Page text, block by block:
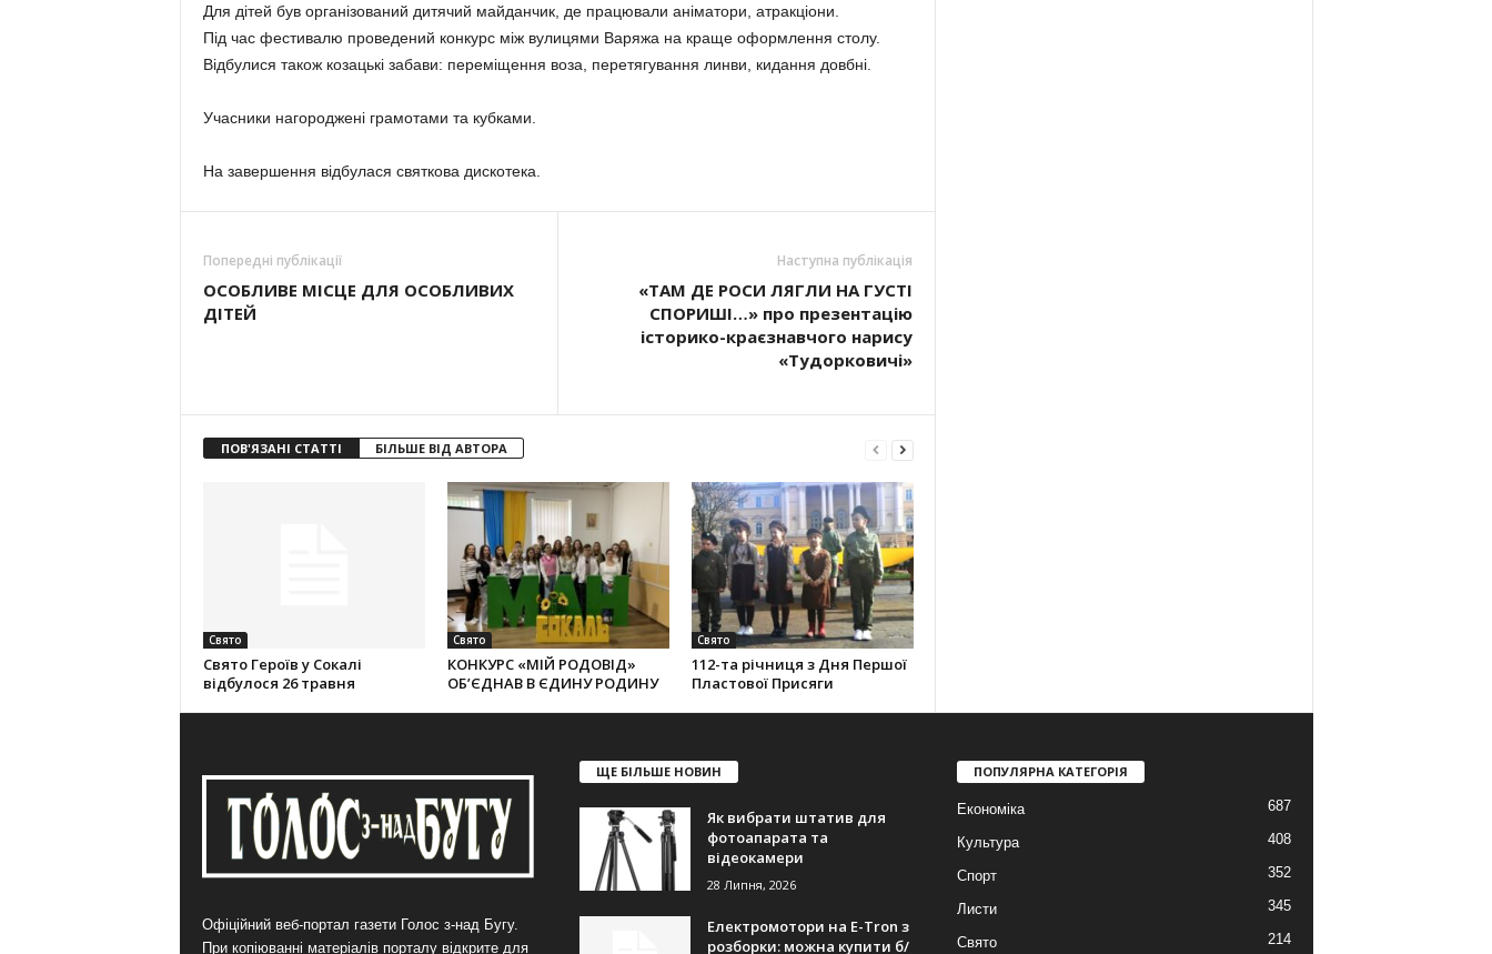
Для дітей був організований дитячий майданчик, де працювали аніматори, атракціони.
Під час фестивалю проведений конкурс між вулицями Варяжа на краще оформлення столу.
Відбулися також козацькі забави: переміщення воза, перетягування линви, кидання довбні.
Учасники нагороджені грамотами та кубками.
На завершення відбулася святкова дискотека.
Попередні публікації
ОСОБЛИВЕ МІСЦЕ ДЛЯ ОСОБЛИВИХ
ДІТЕЙ
Наступна публікація
«ТАМ ДЕ РОСИ ЛЯГЛИ НА ГУСТІ
СПОРИШІ…» про презентацію
історико-краєзнавчого нарису
«Тудорковичі»
ПОВ'ЯЗАНІ СТАТТІ БІЛЬШЕ ВІД АВТОРА
Свято
Свято Героїв у Сокалі
відбулося 26 травня
Свято
КОНКУРС «МІЙ РОДОВІД»
ОБ’ЄДНАВ В ЄДИНУ РОДИНУ
Свято
112-та річниця з Дня Першої
Пластової Присяги
Офіційний веб-портал газети Голос з-над Бугу.
При копіюванні матеріалів порталу відкрите для
ЩЕ БІЛЬШЕ НОВИН
Як вибрати штатив для
фотоапарата та
відеокамери
28 Липня, 2026
Електромотори на E-Tron з
розборки: можна купити б/
ПОПУЛЯРНА КАТЕГОРІЯ
Економіка 687
Культура 408
Спорт 352
Листи 345
Свято 214